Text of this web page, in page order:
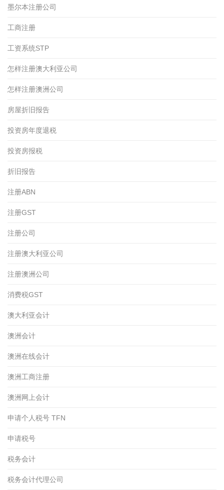
墨尔本注册公司
工商注册
工资系统STP
怎样注册澳大利亚公司
怎样注册澳洲公司
房屋折旧报告
投资房年度退税
投资房报税
折旧报告
注册ABN
注册GST
注册公司
注册澳大利亚公司
注册澳洲公司
消费税GST
澳大利亚会计
澳洲会计
澳洲在线会计
澳洲工商注册
澳洲网上会计
申请个人税号 TFN
申请税号
税务会计
税务会计代理公司